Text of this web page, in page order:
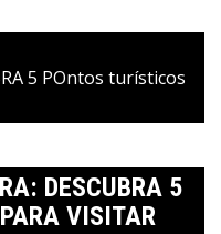
5 POntos turísticos
DESCUBRA 5
VISITAR